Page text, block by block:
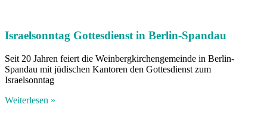
Israelsonntag Gottesdienst in Berlin-Spandau
Seit 20 Jahren feiert die Weinbergkirchengemeinde in Berlin-
Spandau mit jüdischen Kantoren den Gottesdienst zum
Israelsonntag
Weiterlesen »